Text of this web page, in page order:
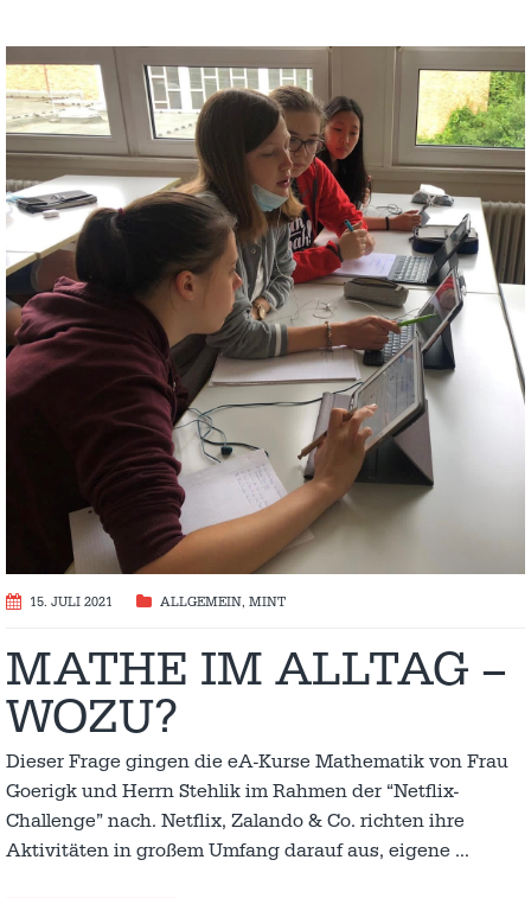
15. JULI 2021 ALLGEMEIN, MINT
MATHE IM ALLTAG –
WOZU?
Dieser Frage gingen die eA-Kurse Mathematik von Frau
Goerigk und Herrn Stehlik im Rahmen der “Netflix-
Challenge” nach. Netflix, Zalando & Co. richten ihre
Aktivitäten in großem Umfang darauf aus, eigene …